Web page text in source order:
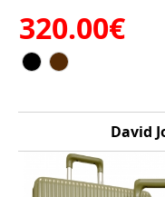
320.00€
David